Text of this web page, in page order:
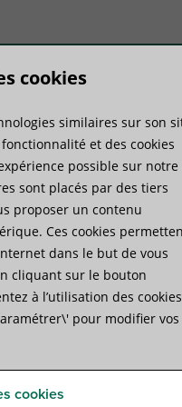
Services
Walraven
standard
Certifications
cookies
similaires sur son
et des cookies
possible sur notre
sont placés par des tiers
proposer un contenu
Ces cookies
dans le but de vous
cliquant sur le bouton
à l’utilisation des cookies
pour modifier vos
cookies